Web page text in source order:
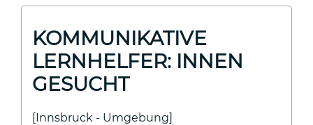
KOMMUNIKATIVE
LERNHELFER: INNEN
GESUCHT
[Innsbruck - Umgebung]